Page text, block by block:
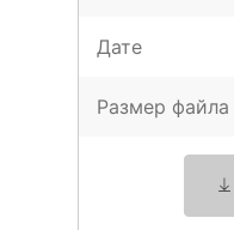
Дате
Размер файла